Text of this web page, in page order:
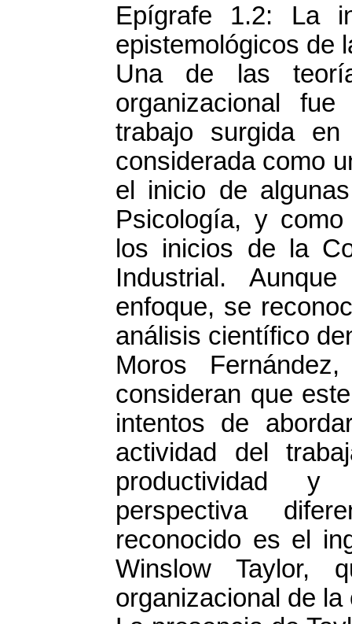
Epígrafe 1.2: La
epistemológicos de
Una de las
organizacional
trabajo surgida
considerada como
el inicio de
Psicología, y
los inicios de la
Industrial.
enfoque, se
análisis científico
Moros
consideran que
intentos de
actividad del
productividad y
perspectiva
reconocido es el
Winslow Taylor,
organizacional de